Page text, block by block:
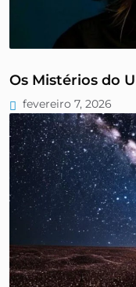
Os Mistérios do
fevereiro 7, 2026